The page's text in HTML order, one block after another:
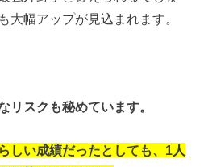
大幅アップが見込まれます。
リスクも秘めています。
しい成績だったとしても、1人